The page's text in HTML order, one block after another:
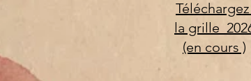
Téléchargez
la grille
(en cours )